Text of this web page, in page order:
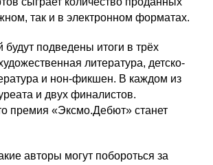
так и в электронном форматах.
будут подведены итоги в трёх
литература, детско-
и нон-фикшен. В каждом из
и двух финалистов.
премия «Эксмо.Дебют» станет
авторы могут побороться за